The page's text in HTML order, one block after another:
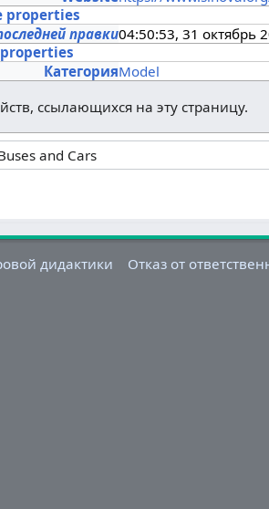
properties
правки04:50:53, 31 октябрь
КатегорияModel
ссылающихся на эту страницу.
дидактики Отказ от